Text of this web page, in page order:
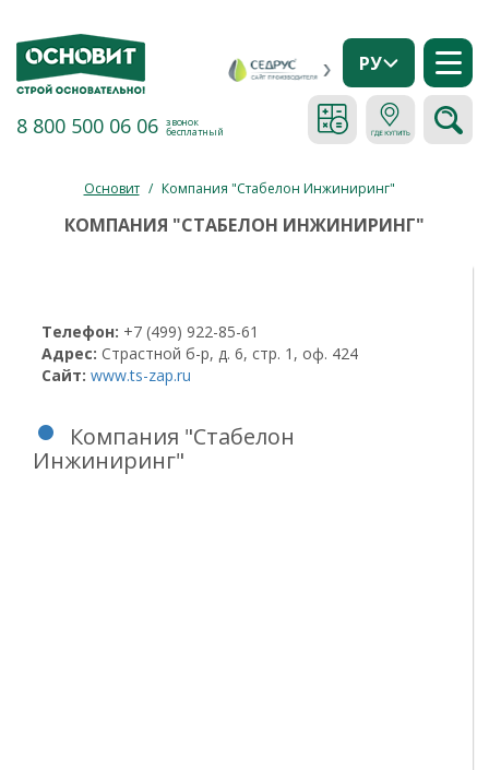
8 800 500 06 06 звонок
бесплатный
РУ
Основит / Компания "Стабелон Инжиниринг"
КОМПАНИЯ "СТАБЕЛОН ИНЖИНИРИНГ"
Телефон: +7 (499) 922-85-61
Адрес: Страстной б-р, д. 6, стр. 1, оф. 424
Сайт: www.ts-zap.ru
Компания "Стабелон
Инжиниринг"